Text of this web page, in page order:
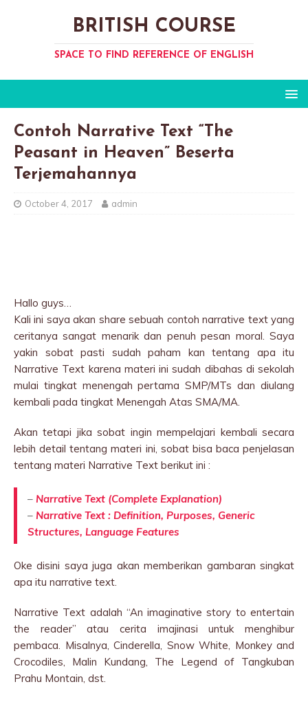
BRITISH COURSE
SPACE TO FIND REFERENCE OF ENGLISH
Contoh Narrative Text “The
Peasant in Heaven” Beserta
Terjemahannya
October 4, 2017 admin
Hallo guys…
Kali ini saya akan share sebuah contoh narrative text yang
ceritanya sangat menarik dan penuh pesan moral. Saya
yakin sobat pasti sudah paham kan tentang apa itu
Narrative Text karena materi ini sudah dibahas di sekolah
mulai tingkat menengah pertama SMP/MTs dan diulang
kembali pada tingkat Menengah Atas SMA/MA.
Akan tetapi jika sobat ingin mempelajari kembali secara
lebih detail tentang materi ini, sobat bisa baca penjelasan
tentang materi Narrative Text berikut ini :
– Narrative Text (Complete Explanation)
– Narrative Text : Definition, Purposes, Generic
Structures, Language Features
Oke disini saya juga akan memberikan gambaran singkat
apa itu narrative text.
Narrative Text adalah “An imaginative story to entertain
the reader” atau cerita imajinasi untuk menghibur
pembaca. Misalnya, Cinderella, Snow White, Monkey and
Crocodiles, Malin Kundang, The Legend of Tangkuban
Prahu Montain, dst.